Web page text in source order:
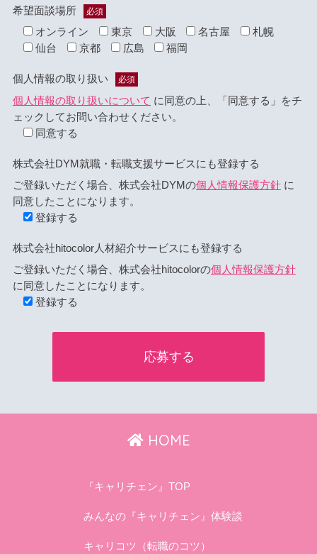
希望面談場所 必須
オンライン 東京 大阪 名古屋
札幌
仙台
京都 広島 福岡
個人情報の取り扱い 必須
個人情報の取り扱いについて に同意の上、「同意する」をチ
ェックしてお問い合わせください。
同意する
株式会社DYM就職・転職支援サービスにも登録する
ご登録いただく場合、株式会社DYMの個人情報保護方針に
同意したことになります。
登録する
株式会社hitocolor人材紹介サービスにも登録する
ご登録いただく場合、株式会社hitocolorの個人情報保護方針
に同意したことになります。
登録する
HOME
『キャリチェン』TOP
みんなの『キャリチェン』体験談
キャリコツ（転職のコツ）